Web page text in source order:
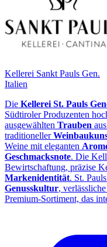
Kellerei Sankt Pauls Gen.
Italien
Die Kellerei St. Pauls
Südtiroler Produzenten
ausgewählten Trauben
traditioneller
Weine mit eleganten
Geschmacksnote. Die
Bewirtschaftung, präzise
Markenidentität. St.
Genusskultur, verlässliche
Premium‑Sortiment, das